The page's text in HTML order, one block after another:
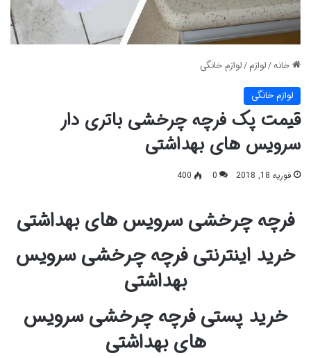
خانه/لوازم/لوازم خانگی
لوازم خانگی
قیمت پک فرچه چرخشی باتری دار
سرویس های بهداشتی
فوریه 18, 2018 0
400
فرچه چرخشی سرویس های بهداشتی
خرید اینترنتی فرچه چرخشی سرویس
بهداشتی
خرید پستی فرچه چرخشی سرویس
های بهداشتی